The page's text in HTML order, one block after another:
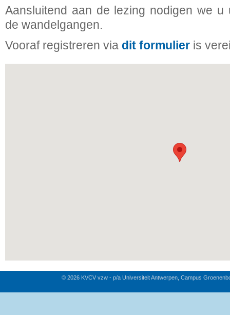
Aansluitend aan de lezing nodigen we
de wandelgangen.
Vooraf registreren via dit formulier is
© 2026 KVCV vzw - p/a Universiteit Antwerpen, Campus